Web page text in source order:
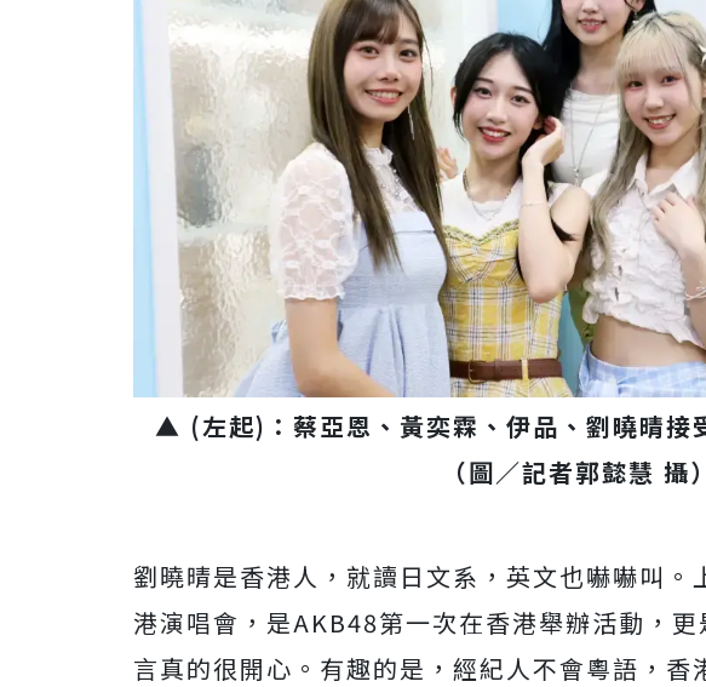
▲ (左起)：蔡亞恩、黃奕霖、伊品、劉曉晴接
（圖／記者郭懿慧 攝）
劉曉晴是香港人，就讀日文系，英文也嚇嚇叫。
港演唱會，是AKB48第一次在香港舉辦活動，
言真的很開心。有趣的是，經紀人不會粵語，香